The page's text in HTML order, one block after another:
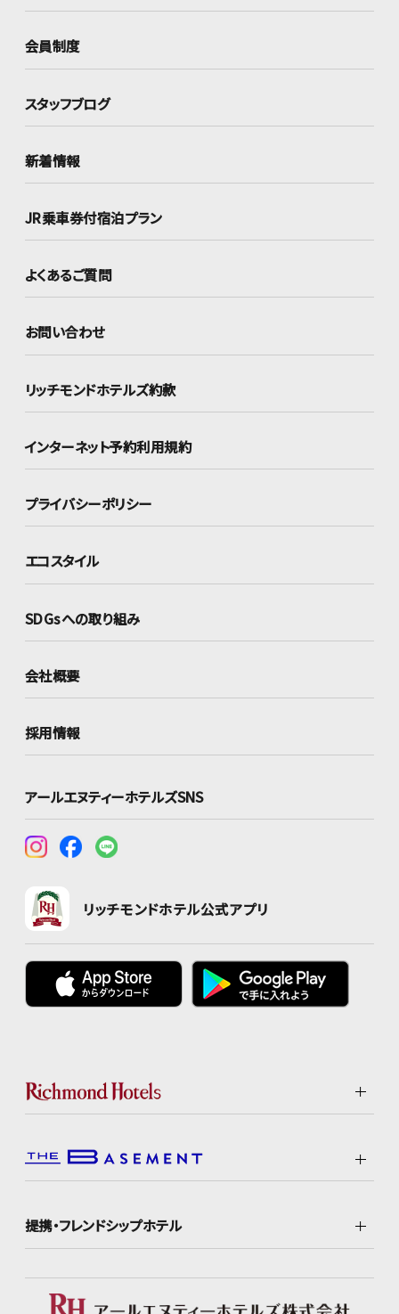
会員制度
スタッフブログ
新着情報
JR乗車券付宿泊プラン
よくあるご質問
お問い合わせ
リッチモンドホテルズ約款
インターネット予約利用規約
プライバシーポリシー
エコスタイル
SDGsへの取り組み
会社概要
採用情報
アールエヌティーホテルズSNS
リッチモンドホテル公式アプリ
提携・フレンドシップホテル